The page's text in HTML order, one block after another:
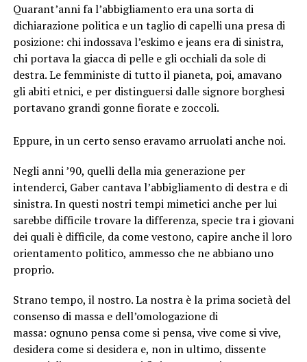
Quarant’anni fa l’abbigliamento era una sorta di
dichiarazione politica e un taglio di capelli una presa di
posizione: chi indossava l’eskimo e jeans era di sinistra,
chi portava la giacca di pelle e gli occhiali da sole di
destra. Le femministe di tutto il pianeta, poi, amavano
gli abiti etnici, e per distinguersi dalle signore borghesi
portavano grandi gonne fiorate e zoccoli.
Eppure, in un certo senso eravamo arruolati anche noi.
Negli anni ’90, quelli della mia generazione per
intenderci, Gaber cantava l’abbigliamento di destra e di
sinistra. In questi nostri tempi mimetici anche per lui
sarebbe difficile trovare la differenza, specie tra i giovani
dei quali è difficile, da come vestono, capire anche il loro
orientamento politico, ammesso che ne abbiano uno
proprio.
Strano tempo, il nostro. La nostra è la prima società del
consenso di massa e dell’omologazione di
massa: ognuno pensa come si pensa, vive come si vive,
desidera come si desidera e, non in ultimo, dissente